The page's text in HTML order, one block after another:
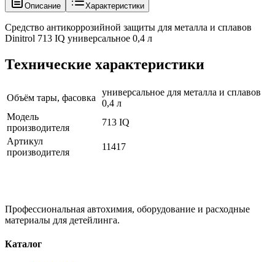
Описание Характеристики
Средство антикоррозийной защиты для металла и сплавов
Dinitrol 713 IQ универсальное 0,4 л
Технические характеристики
Объём тары, фасовка
универсальное для металла и сплавов
0,4 л
Модель
производителя
713 IQ
Артикул
производителя
11417
Профессиональная автохимия, оборудование и расходные
материалы для детейлинга.
Каталог